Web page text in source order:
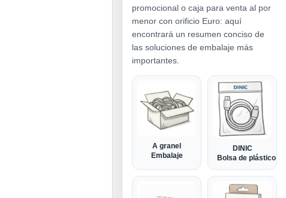
promocional o caja para venta al por
menor con orificio Euro: aquí
encontrará un resumen conciso de
las soluciones de embalaje más
importantes.
A granel
Embalaje
DINIC
Bolsa de plástico